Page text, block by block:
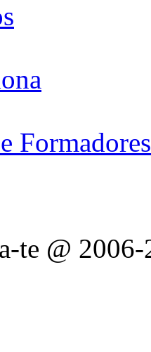
Formadores
te @